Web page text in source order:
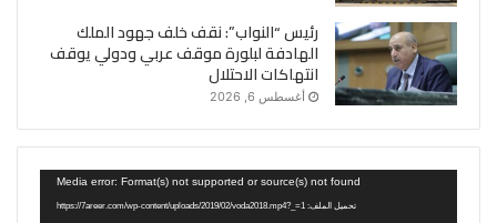
رئيس “النواب”: نقف خلف جهود الملك
الهادفة لبلورة موقف عربي ودولي يوقف
انتهاكات الاحتلال
أغسطس 6, 2026
Media error: Format(s) not supported or source(s) not found
تحميل الملف: https://7areer.com/wp-content/uploads/2019/02/voda2018.mp4?_=1